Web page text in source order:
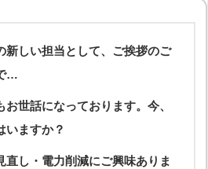
新しい担当として、ご挨拶のご
…
お世話になっております。今、
いますか？
直し・電力削減にご興味ありま